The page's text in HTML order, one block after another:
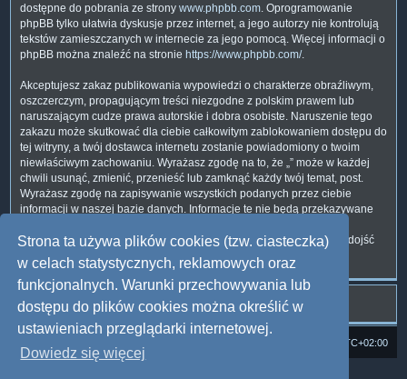
Strona ta używa plików cookies (tzw. ciasteczka)
w celach statystycznych, reklamowych oraz
funkcjonalnych. Warunki przechowywania lub
dostępu do plików cookies można określić w
ustawieniach przeglądarki internetowej.
Dowiedz się więcej
dostępne do pobrania ze strony www.phpbb.com. Oprogramowanie
phpBB tylko ułatwia dyskusje przez internet, a jego autorzy nie kontrolują
tekstów zamieszczanych w internecie za jego pomocą. Więcej informacji o
phpBB można znaleźć na stronie https://www.phpbb.com/.
Akceptujesz zakaz publikowania wypowiedzi o charakterze obraźliwym,
oszczerczym, propagującym treści niezgodne z polskim prawem lub
naruszającym cudze prawa autorskie i dobra osobiste. Naruszenie tego
zakazu może skutkować dla ciebie całkowitym zablokowaniem dostępu do
tej witryny, a twój dostawca internetu zostanie powiadomiony o twoim
niewłaściwym zachowaniu. Wyrażasz zgodę na to, że „” może w każdej
chwili usunąć, zmienić, przenieść lub zamknąć każdy twój temat, post.
Wyrażasz zgodę na zapisywanie wszystkich podanych przez ciebie
informacji w naszej bazie danych. Informacje te nie będą przekazywane
odpowiedzialności za włamania do witryny, podczas których może dojść
do kradzieży danych.
UTC+02:00